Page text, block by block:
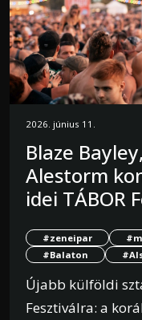
2026. június 11.
Blaze
Alestorm
idei TÁBOR
#zeneipar
#Balaton
Újabb külföldi
Fesztiválra: a